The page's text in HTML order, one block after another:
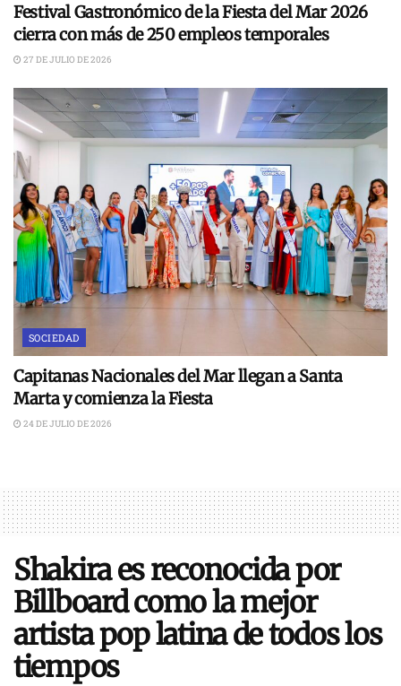
Festival Gastronómico de la Fiesta del Mar 2026
cierra con más de 250 empleos temporales
27 DE JULIO DE 2026
SOCIEDAD
Capitanas Nacionales del Mar llegan a Santa
Marta y comienza la Fiesta
24 DE JULIO DE 2026
Shakira es reconocida por
Billboard como la mejor
artista pop latina de todos los
tiempos